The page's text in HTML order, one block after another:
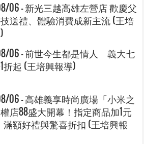
06 - 新光三越高雄左營店 歡慶父
送禮、體驗消費成新主流 (王培
06 - 前世今生都是情人 義大七
折起 (王培興報導)
06 - 高雄義享時尚廣場「小米之
店88盛大開幕！指定商品加1元
滿額好禮與驚喜折扣 (王培興報